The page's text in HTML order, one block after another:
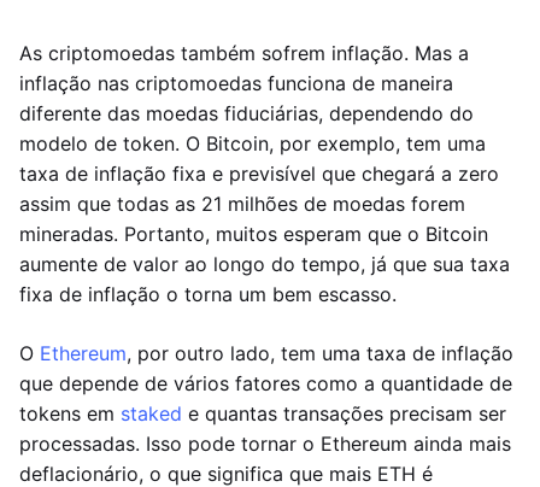
As criptomoedas também sofrem inflação. Mas a
inflação nas criptomoedas funciona de maneira
diferente das moedas fiduciárias, dependendo do
modelo de token. O Bitcoin, por exemplo, tem uma
taxa de inflação fixa e previsível que chegará a zero
assim que todas as 21 milhões de moedas forem
mineradas. Portanto, muitos esperam que o Bitcoin
aumente de valor ao longo do tempo, já que sua taxa
fixa de inflação o torna um bem escasso.
O Ethereum, por outro lado, tem uma taxa de inflação
que depende de vários fatores como a quantidade de
tokens em staked e quantas transações precisam ser
processadas. Isso pode tornar o Ethereum ainda mais
deflacionário, o que significa que mais ETH é